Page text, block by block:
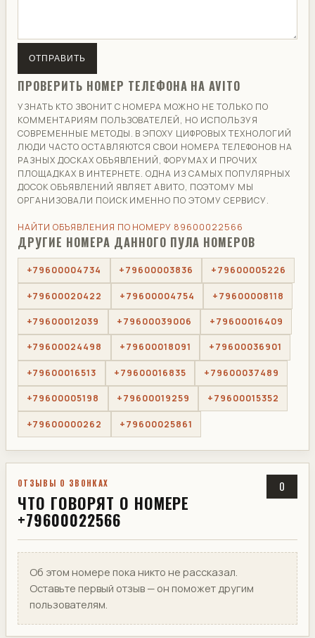
ОТПРАВИТЬ
ПРОВЕРИТЬ НОМЕР ТЕЛЕФОНА НА AVITO
УЗНАТЬ КТО ЗВОНИТ С НОМЕРА МОЖНО НЕ ТОЛЬКО ПО
КОММЕНТАРИЯМ ПОЛЬЗОВАТЕЛЕЙ, НО ИСПОЛЬЗУЯ
СОВРЕМЕННЫЕ МЕТОДЫ. В ЭПОХУ ЦИФРОВЫХ ТЕХНОЛОГИЙ
ЛЮДИ ЧАСТО ОСТАВЛЯЮТСЯ СВОИ НОМЕРА ТЕЛЕФОНОВ НА
РАЗНЫХ ДОСКАХ ОБЪЯВЛЕНИЙ, ФОРУМАХ И ПРОЧИХ
ПЛОЩАДКАХ В ИНТЕРНЕТЕ. ОДНА ИЗ САМЫХ ПОПУЛЯРНЫХ
ДОСОК ОБЪЯВЛЕНИЙ ЯВЛЯЕТ АВИТО, ПОЭТОМУ МЫ
ОРГАНИЗОВАЛИ ПОИСК ИМЕННО ПО ЭТОМУ СЕРВИСУ.
НАЙТИ ОБЪЯВЛЕНИЯ ПО НОМЕРУ 89600022566
ДРУГИЕ НОМЕРА ДАННОГО ПУЛА НОМЕРОВ
+79600004734 +79600003836 +79600005226
+79600020422 +79600004754 +79600008118
+79600012039 +79600039006 +79600016409
+79600024498 +79600018091 +79600036901
+79600016513 +79600016835 +79600037489
+79600005198 +79600019259 +79600015352
+79600000262 +79600025861
ОТЗЫВЫ О ЗВОНКАХ
ЧТО ГОВОРЯТ О НОМЕРЕ
+79600022566
0
Об этом номере пока никто не рассказал.
Оставьте первый отзыв — он поможет другим
пользователям.